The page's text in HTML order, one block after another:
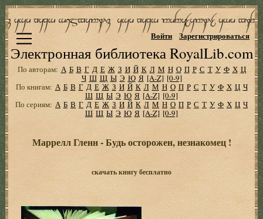
Электронная библиотека RoyalLib.com
Войти Зарегистрироваться
По авторам: А Б В Г Д Е Ж З И Й К Л М Н О П Р С Т У Ф Х Ц
Ч Ш Щ Ы Э Ю Я [A-Z] [0-9]
По книгам: А Б В Г Д Е Ж З И Й К Л М Н О П Р С Т У Ф Х Ц Ч
Ш Щ Ы Э Ю Я [A-Z] [0-9]
По сериям: А Б В Г Д Е Ж З И Й К Л М Н О П Р С Т У Ф Х Ц Ч
Ш Щ Ы Э Ю Я [A-Z] [0-9]
Маррелл Гленн - Будь осторожен, незнакомец !
скачать книгу бесплатно